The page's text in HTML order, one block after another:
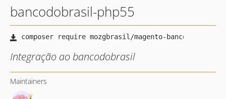
bancodobrasil-php55
Integração ao bancodobrasil
Maintainers